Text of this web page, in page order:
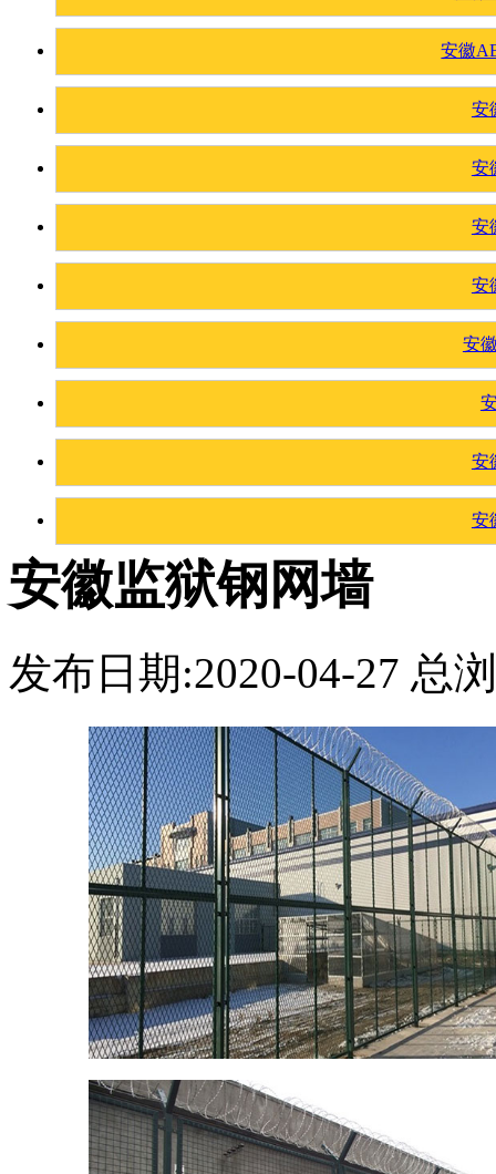
安徽
安
安
安
安
安
安
安
安徽监狱钢网墙
发布日期:2020-04-27 总